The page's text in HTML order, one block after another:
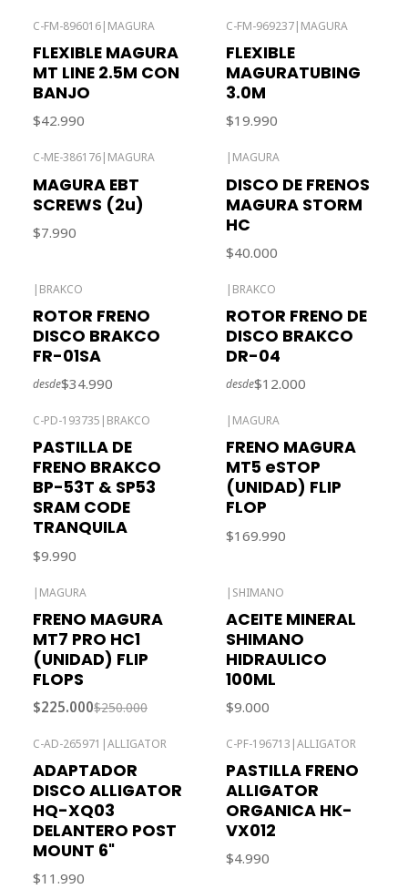
C-FM-896016| MAGURA
FLEXIBLE MAGURA
MT LINE 2.5M CON
BANJO
$42.990
C-FM-969237| MAGURA
FLEXIBLE
MAGURATUBING
3.0M
$19.990
C-ME-386176 MAGURA
MAGURA EBT
SCREWS (2u)
$7.990
MAGURA
DISCO DE FRENOS
MAGURA STORM
HC
$40.000
| BRAKCO
ROTOR FRENO
DISCO BRAKCO
FR-01SA
desde$34.990
| BRAKCO
ROTOR FRENO DE
DISCO BRAKCO
DR-04
desde$12.000
C-PD-193735 | BRAKCO
PASTILLA DE
FRENO BRAKCO
BP-53T & SP53
SRAM CODE
TRANQUILA
$9.990
| MAGURA
FRENO MAGURA
MT5 eSTOP
(UNIDAD) FLIP
FLOP
$169.990
| MAGURA
FRENO MAGURA
MT7 PRO HC1
(UNIDAD) FLIP
FLOPS
$225.000$250.000
| SHIMANO
ACEITE MINERAL
SHIMANO
HIDRAULICO
100ML
$9.000
C-AD-265971 |ALLIGATOR
ADAPTADOR
DISCO ALLIGATOR
HQ-XQ03
DELANTERO POST
MOUNT 6"
$11.990
C-PF-196713 |ALLIGATOR
PASTILLA FRENO
ALLIGATOR
ORGANICA HK-
VX012
$4.990